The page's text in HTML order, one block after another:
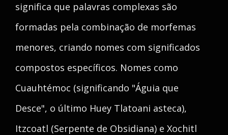
significa que palavras complexas são
formadas pela combinação de morfemas
menores, criando nomes com significados
compostos específicos. Nomes como
Cuauhtémoc (significando "Águia que
Desce", o último Huey Tlatoani asteca),
Itzcoatl (Serpente de Obsidiana) e Xochitl